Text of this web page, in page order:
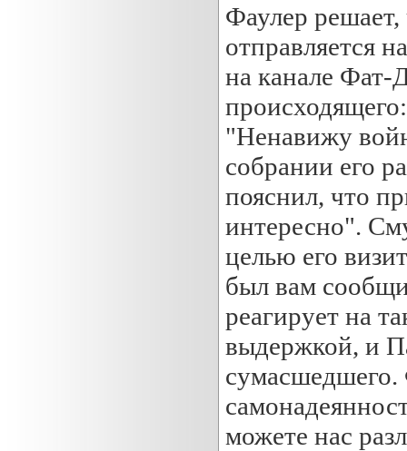
Фаулер
отправляется
на канале
"Ненавижу
собрании его
пояснил, что
интересно".
целью его
был вам
реагирует на
выдержкой, и
сумасшедшего.
можете нас